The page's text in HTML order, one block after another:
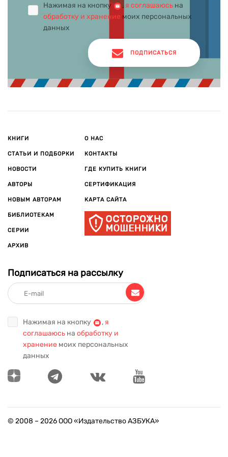
Нажимая на кнопку , я соглашаюсь на
обработку и хранение моих персональных
данных
ПОДПИСАТЬСЯ
КНИГИ
СТАТЬИ И ПОДБОРКИ
НОВОСТИ
АВТОРЫ
НОВЫМ АВТОРАМ
БИБЛИОТЕКАМ
СЕРИИ
АРХИВ
О НАС
КОНТАКТЫ
ГДЕ КУПИТЬ КНИГИ
СЕРТИФИКАЦИЯ
КАРТА САЙТА
Подписаться на рассылку
Нажимая на кнопку , я
соглашаюсь на обработку и
хранение моих персональных
данных
© 2008 – 2026ООО «Издательство АЗБУКА»